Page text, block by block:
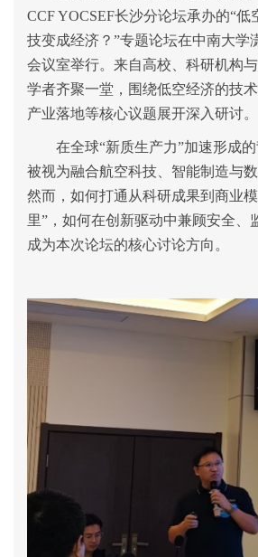
CCF YOCSEF长沙分论坛承办的“低
技变成经济？ ”专题论坛在中南大学
会议室举行。来自高校、科研机构
学者齐聚一堂，围绕低空经济的技
产业落地等核心议题展开深入研讨。
在全球“新质生产力”加速形成
被视为融合航空科技、智能制造与数
然而，如何打通从科研成果到商业
里” ，如何在创新驱动中兼顾安全、
成为本次论坛的核心讨论方向。